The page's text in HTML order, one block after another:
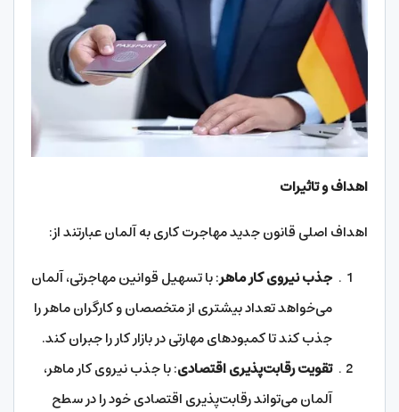
اهداف و تاثیرات
اهداف اصلی قانون جدید مهاجرت کاری به آلمان عبارتند از:
جذب نیروی کار ماهر: با تسهیل قوانین مهاجرتی، آلمان
می‌خواهد تعداد بیشتری از متخصصان و کارگران ماهر را
جذب کند تا کمبودهای مهارتی در بازار کار را جبران کند.
تقویت رقابت‌پذیری اقتصادی: با جذب نیروی کار ماهر،
آلمان می‌تواند رقابت‌پذیری اقتصادی خود را در سطح